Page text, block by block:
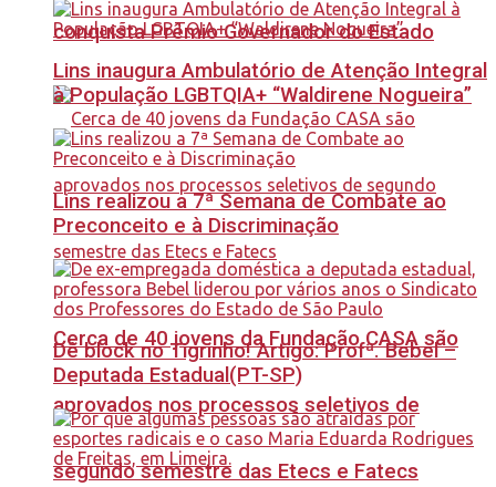
conquista Prêmio Governador do Estado
Cerca de 40 jovens da Fundação CASA são
aprovados nos processos seletivos de
segundo semestre das Etecs e Fatecs
Lins inaugura Ambulatório de Atenção Integral
à População LGBTQIA+ “Waldirene Nogueira”
Lins realizou a 7ª Semana de Combate ao
Preconceito e à Discriminação
Dê block no Tigrinho! Artigo: Profª. Bebel –
Deputada Estadual(PT-SP)